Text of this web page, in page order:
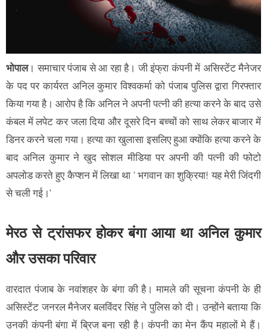
भोपाल। समाचार पंजाब से आ रहा है। जी इंफ्रा कंपनी में असिस्टेंट मैनेजर
के पद पर कार्यरत अनिल कुमार विश्वकर्मा को पंजाब पुलिस द्वारा गिरफ्तार
किया गया है। आरोप है कि अनिल ने अपनी पत्नी की हत्या करने के बाद उसे
कंबल में लपेट कर जला दिया और दूसरे दिन बच्चों को साथ लेकर बाजार में
डिनर करने चला गया। हत्या का खुलासा इसलिए हुआ क्योंकि हत्या करने के
बाद अनिल कुमार ने खुद सोशल मीडिया पर अपनी की पत्नी की फोटो
अपलोड करते हुए कैप्शन में लिखा था ' भगवान का शुक्रिया! यह मेरी जिंदगी
से चली गई।'
मेरठ से ट्रांसफर होकर बंगा आया था अनिल कुमार
और उसका परिवार
वारदात पंजाब के नवांशहर के बंगा की है। मामले की सूचना कंपनी के ही
असिस्टेंट जनरल मैनेजर बलविंदर सिंह ने पुलिस को दी। उन्होंने बताया कि
उनकी कंपनी बंगा में ब्रिज बना रही है। कंपनी का मेन कैंप महालों मे हैं।